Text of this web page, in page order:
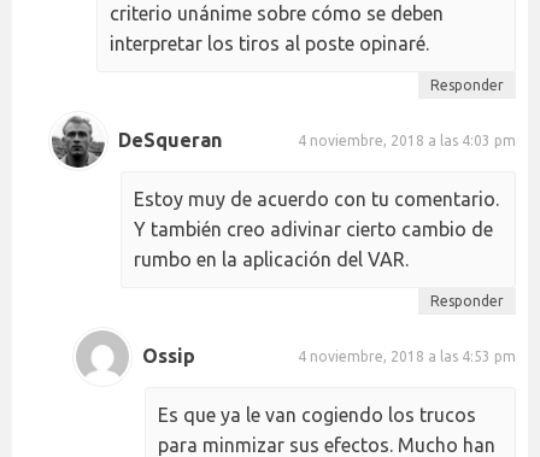
criterio unánime sobre cómo se deben
interpretar los tiros al poste opinaré.
Responder
DeSqueran 4 noviembre, 2018 a las 4:03 pm
Estoy muy de acuerdo con tu comentario.
Y también creo adivinar cierto cambio de
rumbo en la aplicación del VAR.
Responder
Ossip 4 noviembre, 2018 a las 4:53 pm
Es que ya le van cogiendo los trucos
para minmizar sus efectos. Mucho han